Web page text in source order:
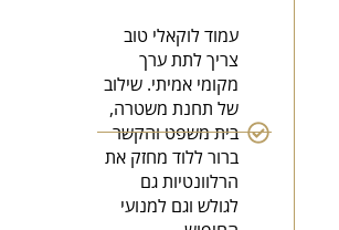
עמוד לוקאלי טוב
צריך לתת ערך
מקומי אמיתי. שילוב
של תחנת משטרה,
בית משפט והקשר
ברור ללוד מחזק את
הרלוונטיות גם
לגולש וגם למנועי